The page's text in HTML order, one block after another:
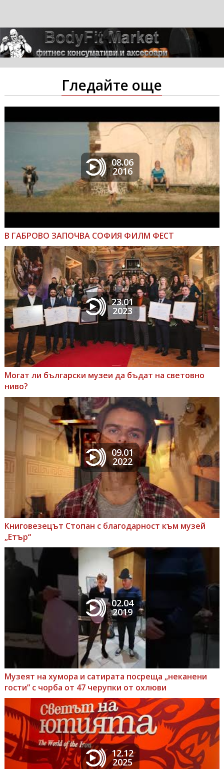
Гледайте още
08.06
2016
В ГАБРОВО ЗАПОЧВА СОФИЯ ФИЛМ ФЕСТ
23.01
2023
Могат ли български музеи да бъдат на световно
ниво?
09.01
2022
Книговезецът Стопан с благодарност към музей
„Етър“
02.04
2019
Музеят на хумора и сатирата посреща „неканени
гости” с чорба от 47 черупки от охлюви
12.12
2025